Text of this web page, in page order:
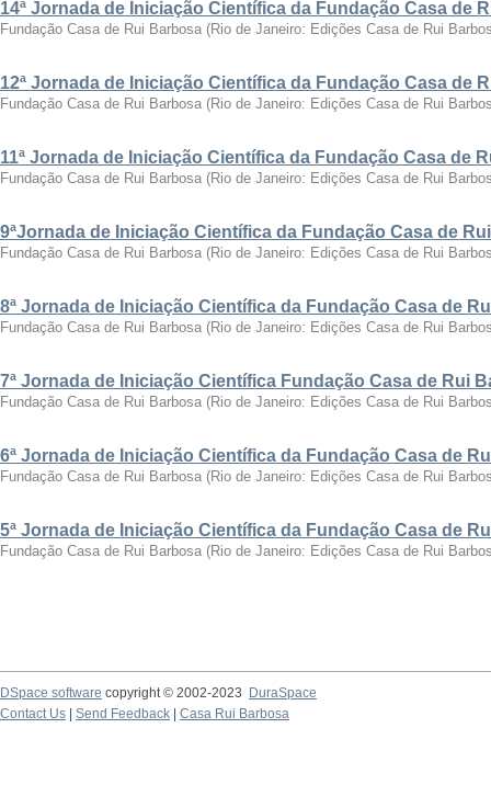
14ª Jornada de Iniciação Científica da Fundação Casa de
Fundação Casa de Rui Barbosa (Rio de Janeiro: Edições Casa de Rui
12ª Jornada de Iniciação Científica da Fundação Casa de
Fundação Casa de Rui Barbosa (Rio de Janeiro: Edições Casa de Rui
11ª Jornada de Iniciação Científica da Fundação Casa de
Fundação Casa de Rui Barbosa (Rio de Janeiro: Edições Casa de Rui
9ªJornada de Iniciação Científica da Fundação Casa de
Fundação Casa de Rui Barbosa (Rio de Janeiro: Edições Casa de Rui
8ª Jornada de Iniciação Científica da Fundação Casa de
Fundação Casa de Rui Barbosa (Rio de Janeiro: Edições Casa de Rui
7ª Jornada de Iniciação Científica Fundação Casa de Rui
Fundação Casa de Rui Barbosa (Rio de Janeiro: Edições Casa de Rui
6ª Jornada de Iniciação Científica da Fundação Casa de
Fundação Casa de Rui Barbosa (Rio de Janeiro: Edições Casa de Rui
5ª Jornada de Iniciação Científica da Fundação Casa de
Fundação Casa de Rui Barbosa (Rio de Janeiro: Edições Casa de Rui
DSpace software copyright © 2002-2023
DuraSpace
Contact Us
Send Feedback Casa Rui Barbosa